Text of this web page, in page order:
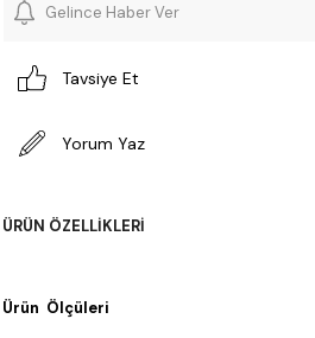
Gelince Haber Ver
Tavsiye Et
Yorum Yaz
ÜRÜN ÖZELLIKLERI
Ürün Ölçüleri